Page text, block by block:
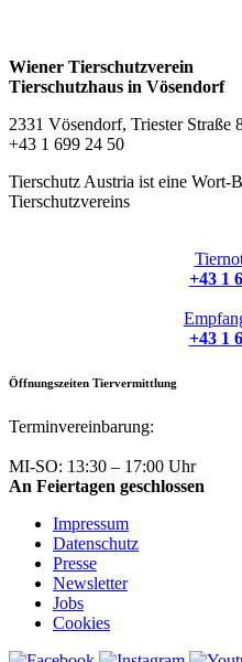
Wiener Tierschutzverein
Tierschutzhaus in Vösendorf
2331 Vösendorf, Triester Straße
+43 1 699 24 50
Tierschutz Austria ist eine Wort-
Tierschutzvereins
+43 1
+43 1
Öffnungszeiten Tiervermittlung
Terminvereinbarung:
MI-SO: 13:30 – 17:00 Uhr
An Feiertagen geschlossen
Impressum
Datenschutz
Presse
Newsletter
Jobs
Cookies